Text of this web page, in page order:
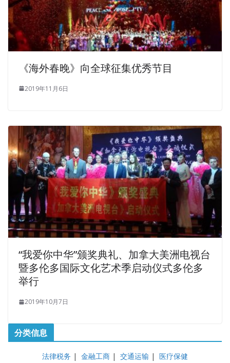
《海外春晚》向全球征集优秀节目
2019年11月6日
“我爱你中华”颁奖典礼、加拿大美洲电视台
暨多伦多国际文化艺术季启动仪式多伦多
举行
2019年10月7日
分类信息
法律税务 | 金融工商 | 交通运输 | 医疗保健